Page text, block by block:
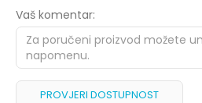
Vaš komentar:
PROVJERI DOSTUPNOST